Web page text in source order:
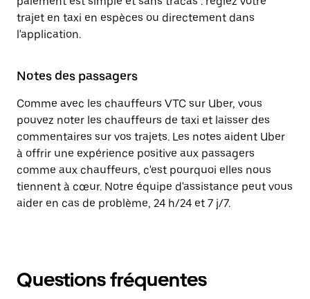
trajet en taxi en espèces ou directement dans
l'application.
Notes des passagers
Comme avec les chauffeurs VTC sur Uber, vous
pouvez noter les chauffeurs de taxi et laisser des
commentaires sur vos trajets. Les notes aident Uber
à offrir une expérience positive aux passagers
comme aux chauffeurs, c'est pourquoi elles nous
tiennent à cœur. Notre équipe d'assistance peut vous
aider en cas de problème, 24 h/24 et 7 j/7.
Questions fréquentes